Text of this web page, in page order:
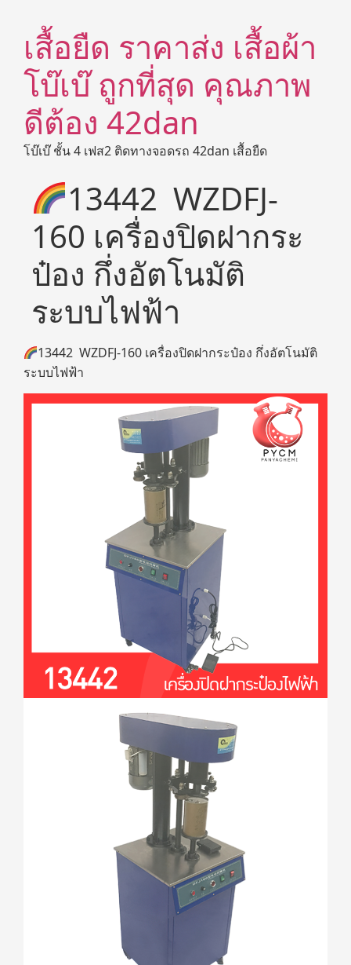
เสื้อยืด ราคาส่ง เสื้อผ้า
โบ๊เบ๊ ถูกที่สุด คุณภาพ
ดีต้อง 42dan
โบ๊เบ๊ ชั้น 4 เฟส2 ติดทางจอดรถ 42dan เสื้อยืด
13442 WZDFJ-
160 เครื่องปิดฝากระ
ป๋อง กึ่งอัตโนมัติ
ระบบไฟฟ้า
13442 WZDFJ-160 เครื่องปิดฝากระป๋อง กึ่งอัตโนมัติ
ระบบไฟฟ้า